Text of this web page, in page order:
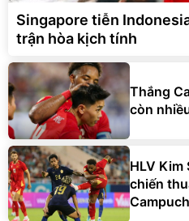
Singapore tiễn
trận hòa kịch tính
Thắng
còn
HLV Kim
chiến